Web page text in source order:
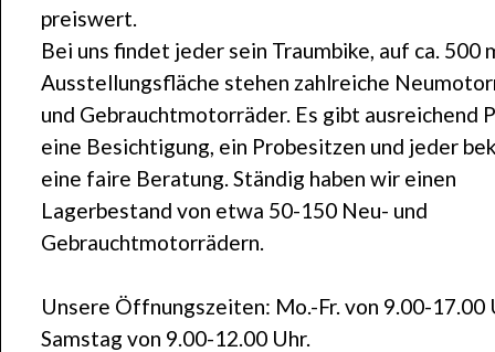
preiswert.
Bei uns findet jeder sein Traumbike, auf ca. 500
Ausstellungsfläche stehen zahlreiche
und Gebrauchtmotorräder. Es gibt ausreichend
eine Besichtigung, ein Probesitzen und jeder
eine faire Beratung. Ständig haben wir einen
Lagerbestand von etwa 50-150 Neu- und
Gebrauchtmotorrädern.
Unsere Öffnungszeiten: Mo.-Fr. von 9.00-17.00
Samstag von 9.00-12.00 Uhr.